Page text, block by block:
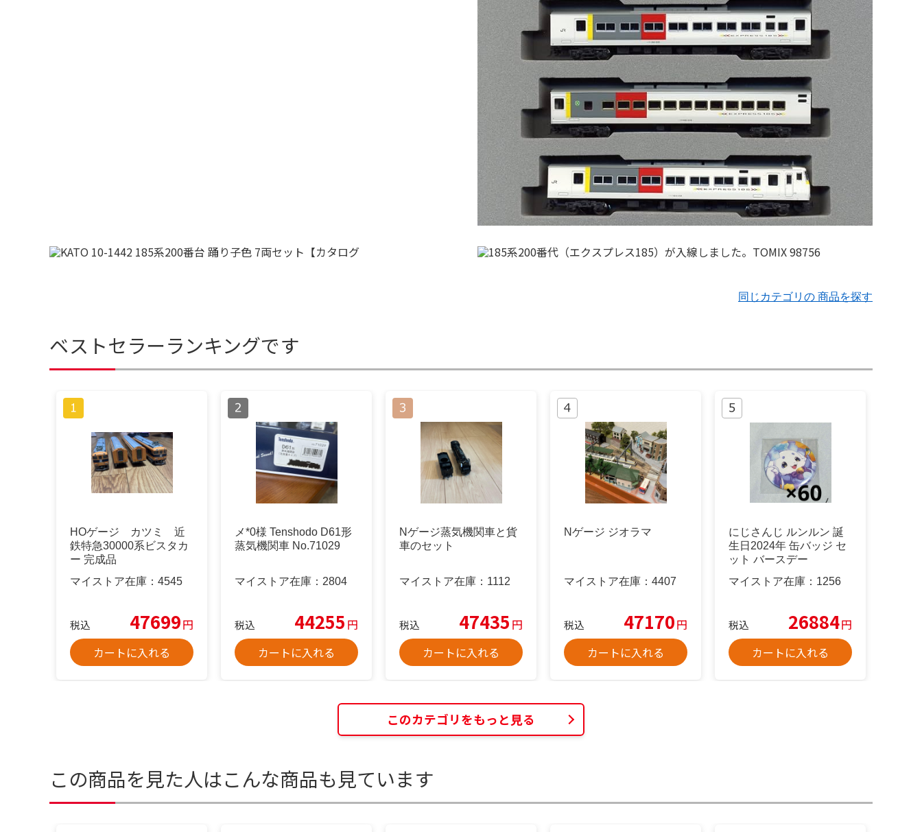
同じカテゴリの 商品を探す
ベストセラーランキングです
HOゲージ カツミ 近
鉄特急30000系ビスタカ
ー 完成品
マイストア在庫： 4545
税込 47699円
カートに入れる
メ*0様 Tenshodo D61形
蒸気機関車 No.71029
マイストア在庫： 2804
税込 44255 円
カートに入れる
Nゲージ蒸気機関車と貨
車のセット
マイストア在庫： 1112
税込 47435 円
カートに入れる
Nゲージ ジオラマ
マイストア在庫： 4407
税込 47170円
カートに入れる
にじさんじ ルンルン 誕
生日2024年 缶バッジ セ
ット バースデー
マイストア在庫： 1256
税込 26884円
カートに入れる
このカテゴリをもっと見る
この商品を見た人はこんな商品も見ています